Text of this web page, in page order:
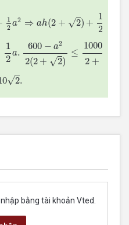
1
2 a2 ⇒ ah(2 + √2) +
1
2
1
2 a.
600 − a2
2(2 + √2)
≤
1000
2 +
≤1000 22+ 2
√2.
bằng tài khoản Vted.